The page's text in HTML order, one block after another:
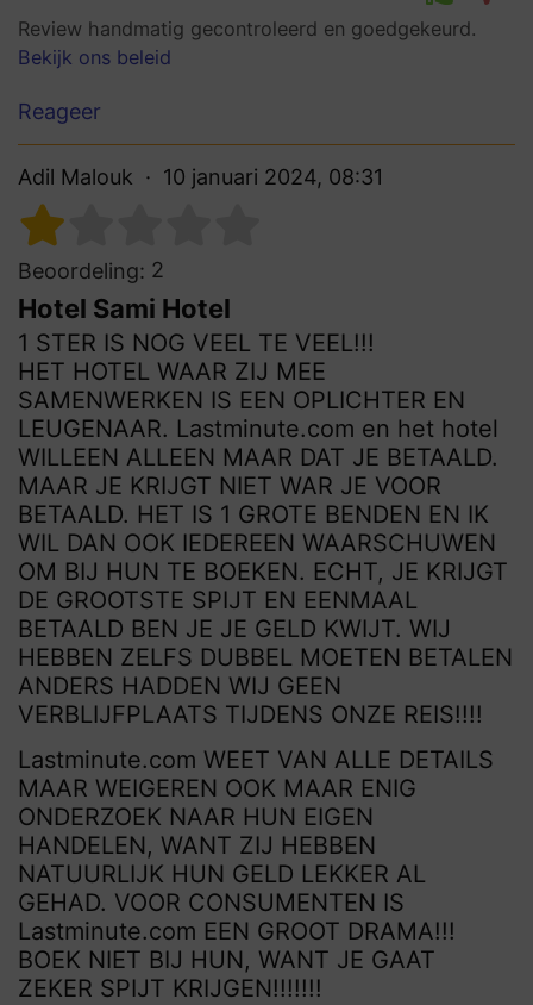
Review handmatig gecontroleerd en goedgekeurd.
Bekijk ons beleid
Reageer
Adil Malouk 10 januari 2024, 08:31
Beoordeling: 2
Hotel Sami Hotel
1 STER IS NOG VEEL TE VEEL!!!
HET HOTEL WAAR ZIJ MEE
SAMENWERKEN IS EEN OPLICHTER EN
LEUGENAAR. Lastminute.com en het hotel
WILLEEN ALLEEN MAAR DAT JE BETAALD.
MAAR JE KRIJGT NIET WAR JE VOOR
BETAALD. HET IS 1 GROTE BENDEN EN IK
WIL DAN OOK IEDEREEN WAARSCHUWEN
OM BIJ HUN TE BOEKEN. ECHT, JE KRIJGT
DE GROOTSTE SPIJT EN EENMAAL
BETAALD BEN JE JE GELD KWIJT. WIJ
HEBBEN ZELFS DUBBEL MOETEN BETALEN
ANDERS HADDEN WIJ GEEN
VERBLIJFPLAATS TIJDENS ONZE REIS!!!!
Lastminute.com WEET VAN ALLE DETAILS
MAAR WEIGEREN OOK MAAR ENIG
ONDERZOEK NAAR HUN EIGEN
HANDELEN, WANT ZIJ HEBBEN
NATUURLIJK HUN GELD LEKKER AL
GEHAD. VOOR CONSUMENTEN IS
Lastminute.com EEN GROOT DRAMA!!!
BOEK NIET BIJ HUN, WANT JE GAAT
ZEKER SPIJT KRIJGEN!!!!!!!